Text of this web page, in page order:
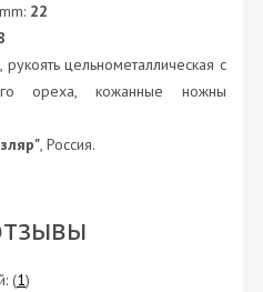
22
, рукоять цельнометаллическая с
ореха, кожанные ножны
, Россия.
(1)